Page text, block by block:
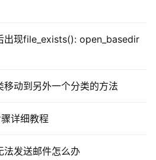
出现file_exists(): open_basedir
动到另外一个分类的方法
详细教程
发送邮件怎么办